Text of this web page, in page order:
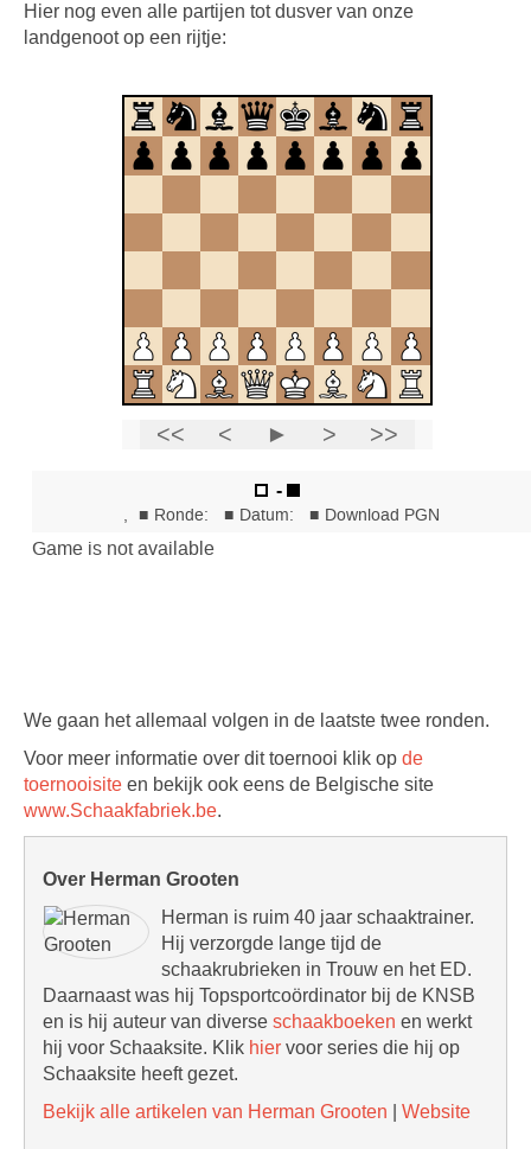
Hier nog even alle partijen tot dusver van onze
landgenoot op een rijtje:
We gaan het allemaal volgen in de laatste twee ronden.
Voor meer informatie over dit toernooi klik op de
toernooisite en bekijk ook eens de Belgische site
www.Schaakfabriek.be.
Over Herman Grooten
Herman is ruim 40 jaar schaaktrainer.
Hij verzorgde lange tijd de
schaakrubrieken in Trouw en het ED.
Daarnaast was hij Topsportcoördinator bij de KNSB
en is hij auteur van diverse schaakboeken en werkt
hij voor Schaaksite. Klik hier voor series die hij op
Schaaksite heeft gezet.
Bekijk alle artikelen van Herman Grooten
Website